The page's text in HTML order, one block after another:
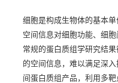
细胞是构成生物体的基本
空间信息对细胞功能、细
常规的蛋白质组学研究结
的空间信息，难以满足深
间蛋白质组产品，利用多